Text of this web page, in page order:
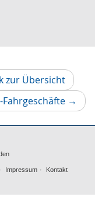
zur Übersicht
Artikel
→
Impressum
Kontakt